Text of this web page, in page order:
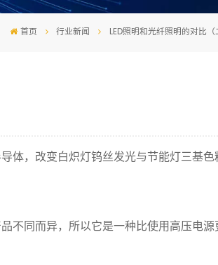
首页 行业新闻 LED照明和光纤照明的对比（
体，改变白炽灯钨丝发光与节能灯三基色
不同而异，所以它是一种比使用高压电源